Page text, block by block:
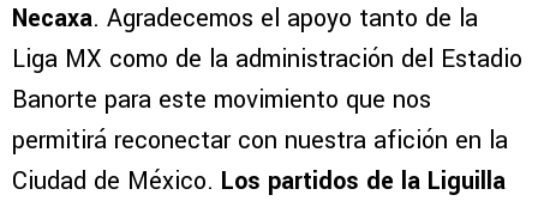
Necaxa. Agradecemos el apoyo tanto de la
Liga MX como de la administración del Estadio
Banorte para este movimiento que nos
permitirá reconectar con nuestra afición en la
Ciudad de México. Los partidos de la Liguilla